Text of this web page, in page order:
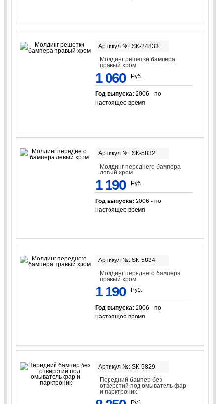
Артикул №: SK-24833
Молдинг решетки бампера
правый хром
1 060 Руб.
Год выпуска: 2006 - по
настоящее время
Артикул №: SK-5832
Молдинг переднего бампера
левый хром
1 190 Руб.
Год выпуска: 2006 - по
настоящее время
Артикул №: SK-5834
Молдинг переднего бампера
правый хром
1 190 Руб.
Год выпуска: 2006 - по
настоящее время
Артикул №: SK-5829
Передний бампер без
отверстий под омыватель фар
и парктроник